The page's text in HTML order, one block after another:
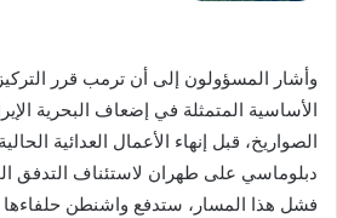
وأشار المسؤولون إلى أن ترمب قرر
الأساسية المتمثلة في إضعاف البحرية
الصواريخ، قبل إنهاء الأعمال العدائية
دبلوماسي على طهران لاستئناف التدفق
فشل هذا المسار، ستدفع واشنطن حلفاءها